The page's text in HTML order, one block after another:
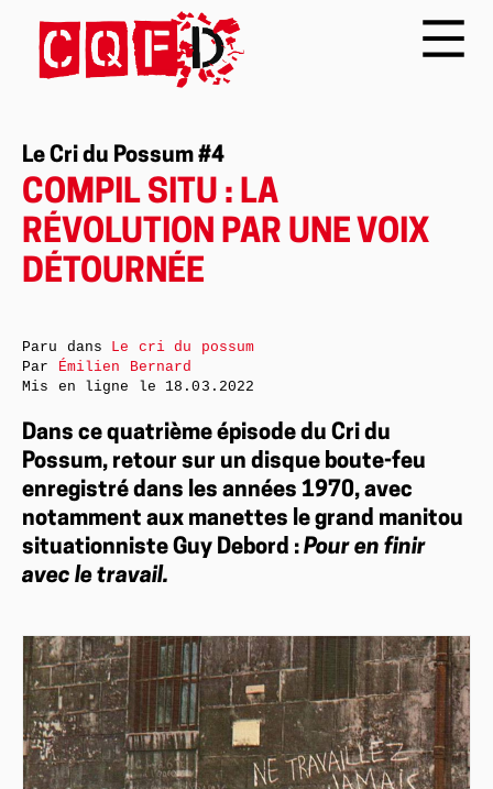
Le Cri du Possum #4
COMPIL SITU : LA
RÉVOLUTION PAR UNE VOIX
DÉTOURNÉE
Dans ce quatrième épisode du Cri du
Possum, retour sur un disque boute-feu
enregistré dans les années 1970, avec
notamment aux manettes le grand manitou
situationniste Guy Debord : Pour en finir
avec le travail.
Paru dans Le cri du possum
Par Émilien Bernard
Mis en ligne le 18.03.2022